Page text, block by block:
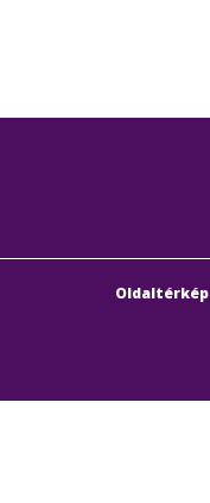
Oldaltérkép